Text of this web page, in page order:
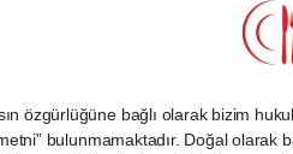
özgürlüğüne bağlı olarak bizim
bulunmamaktadır. Doğal olarak